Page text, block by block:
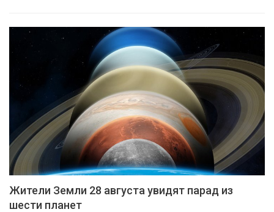
Жители Земли 28 августа увидят парад из
шести планет